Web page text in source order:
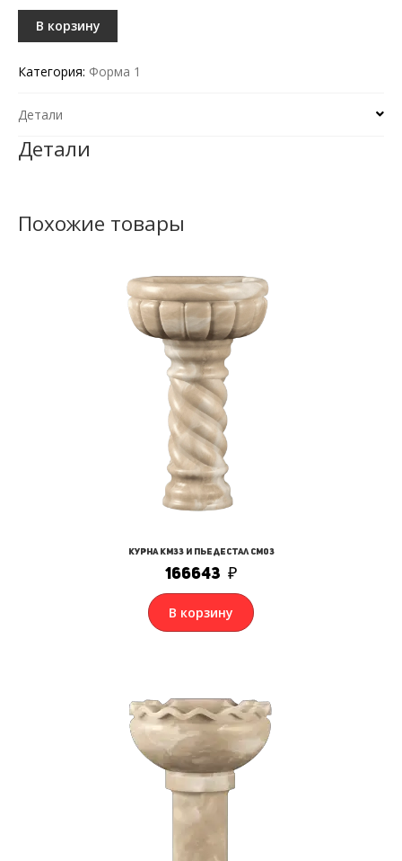
В корзину
Категория: Форма 1
Детали
Детали
Похожие товары
Курна КМ33 и Пьедестал СМ03
166643 ₽
В корзину